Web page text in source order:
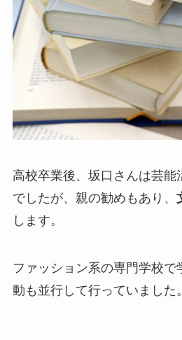
高校卒業後、坂口さんは芸能
でしたが、親の勧めもあり、
します。
ファッション系の専門学校で
動も並行して行っていました。